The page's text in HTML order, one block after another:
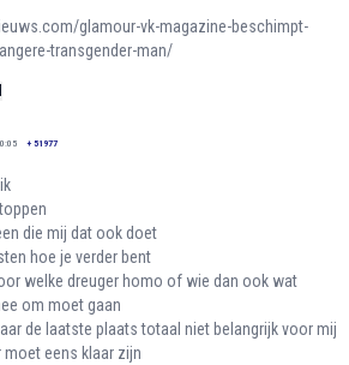
glamour-vk-magazine-beschimpt-
transgender-man/
+ 51977
die mij dat ook doet
hoe je verder bent
welke dreuger homo of wie dan ook wat
om moet gaan
de laatste plaats totaal niet belangrijk voor mij
eens klaar zijn